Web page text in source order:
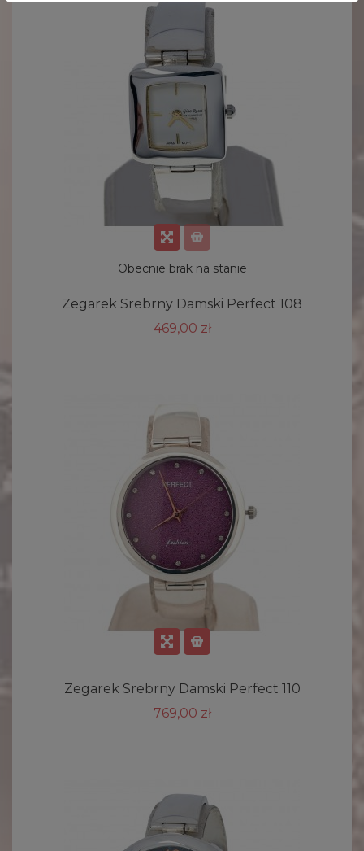
Obecnie brak na stanie
Zegarek Srebrny Damski Perfect 108
469,00 zł
Zegarek Srebrny Damski Perfect 110
769,00 zł